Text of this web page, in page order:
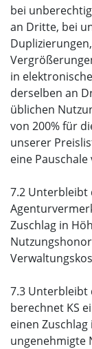
bei
an Dritte, bei
in
derselben an
üblichen
von 200% für
unserer
eine Pauschale
7.2
Zuschlag in
7.3 Unterbleibt
berechnet KS
einen
ungenehmigte